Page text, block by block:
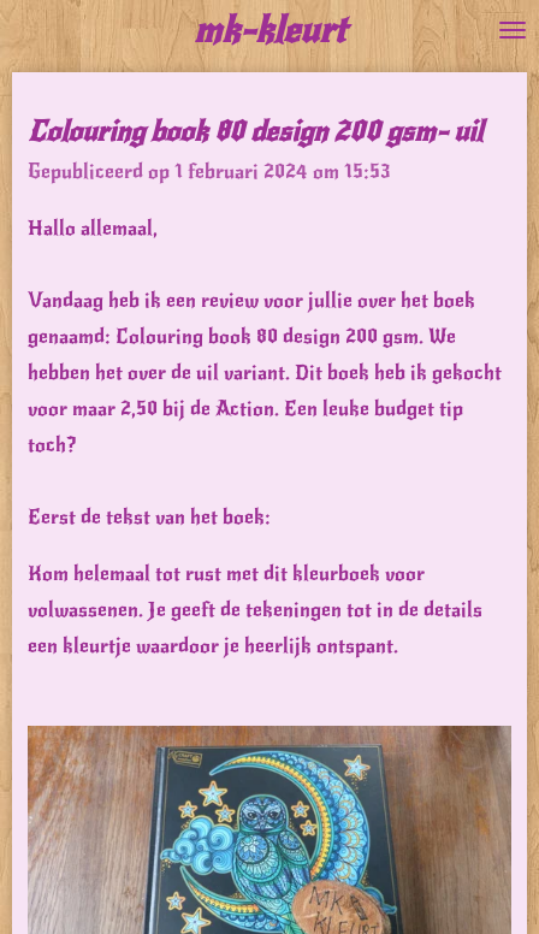
direct
de
hoofdinhoud
mk-kleurt
Colouring book 80 design 200 gsm- uil
Gepubliceerd op 1 februari 2024 om 15:53
Hallo allemaal,
Vandaag heb ik een review voor jullie over het boek
genaamd: Colouring book 80 design 200 gsm. We
hebben het over de uil variant. Dit boek heb ik gekocht
voor maar 2,50 bij de Action. Een leuke budget tip
toch?
Eerst de tekst van het boek:
Kom helemaal tot rust met dit kleurboek voor
volwassenen. Je geeft de tekeningen tot in de details
een kleurtje waardoor je heerlijk ontspant.